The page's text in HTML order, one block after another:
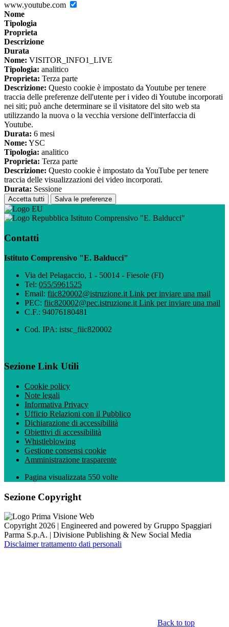
www.youtube.com
Nome
Tipologia
Proprieta
Descrizione
Durata
Nome: VISITOR_INFO1_LIVE
Tipologia: analitico
Proprieta: Terza parte
Descrizione: Questo cookie è impostato da Youtube per tenere
traccia delle preferenze dell'utente per i video di Youtube incorporati
nei siti; può anche determinare se il visitatore del sito web sta
utilizzando la nuova o la vecchia versione dell'interfaccia di
Youtube.
Durata: 6 mesi
Nome: YSC
Tipologia: analitico
Proprieta: Terza parte
Descrizione: Questo cookie è impostato da YouTube per tenere
traccia delle visualizzazioni dei video incorporati.
Durata: Sessione
Accetta tutti Salva le preferenze
Istituto Comprensivo "E. Balducci"
Contatti
Istituto Comprensivo "E. Balducci"
Via del Pelagaccio, 1 - 50014 - Fiesole (FI)
Tel: 055/5961525
Email: fiic820002@istruzione.it Link per inviare una mail
PEC: fiic820002@pec.istruzione.it Link per inviare una mail
C.F.: 94076180481
Cod. IPA: istsc_fiic820002
Sezione Link Utili
Cookie policy
Note legali
Informativa Privacy
Ufficio Relazioni con il Pubblico
Dichiarazione di accessibilità
Obiettivi di accessibilità
Whistleblowing
Gestione consensi cookie
Amministrazione trasparente
Pagina visualizzata 550 volte
Sezione Copyright
Copyright 2026 | Engineered and powered by Gruppo Spaggiari
Parma S.p.A. | Divisione Publishing & New Social Media
Disclaimer trattamento dati personali
Back to top